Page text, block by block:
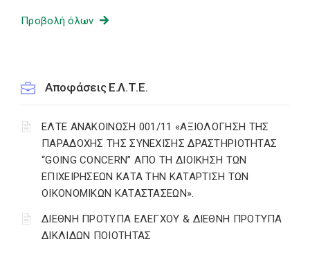
Προβολή όλων
Αποφάσεις Ε.Λ.Τ.Ε.
ΕΛΤΕ ΑΝΑΚΟΙΝΩΣΗ 001/11 «ΑΞΙΟΛΟΓΗΣΗ ΤΗΣ
ΠΑΡΑΔΟΧΗΣ ΤΗΣ ΣΥΝΕΧΙΣΗΣ ΔΡΑΣΤΗΡΙΟΤΗΤΑΣ
“GOING CONCERN” ΑΠΟ ΤΗ ΔΙΟΙΚΗΣΗ ΤΩΝ
ΕΠΙΧΕΙΡΗΣΕΩΝ ΚΑΤΑ ΤΗΝ ΚΑΤΑΡΤΙΣΗ ΤΩΝ
ΟΙΚΟΝΟΜΙΚΩΝ ΚΑΤΑΣΤΑΣΕΩΝ».
ΔΙΕΘΝΗ ΠΡΟΤΥΠΑ ΕΛΕΓΧΟΥ & ΔΙΕΘΝΗ ΠΡΟΤΥΠΑ
ΔΙΚΛΙΔΩΝ ΠΟΙΟΤΗΤΑΣ